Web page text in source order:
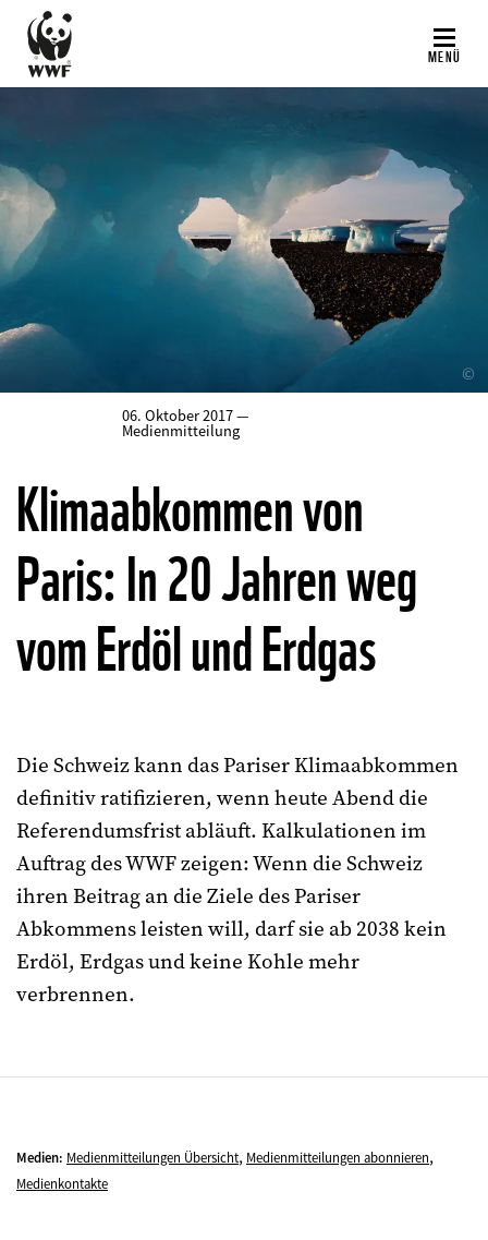
Direkt
zum
Inhalt
MENÜ
©
06. Oktober 2017 —
Medienmitteilung
Klimaabkommen von
Paris: In 20 Jahren weg
vom Erdöl und Erdgas
Die Schweiz kann das Pariser Klimaabkommen
definitiv ratifizieren, wenn heute Abend die
Referendumsfrist abläuft. Kalkulationen im
Auftrag des WWF zeigen: Wenn die Schweiz
ihren Beitrag an die Ziele des Pariser
Abkommens leisten will, darf sie ab 2038 kein
Erdöl, Erdgas und keine Kohle mehr
verbrennen.
Medien: Medienmitteilungen Übersicht, Medienmitteilungen abonnieren,
Medienkontakte